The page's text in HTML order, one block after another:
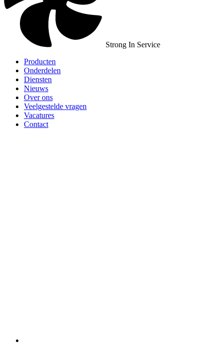
Strong In Service
Producten
Onderdelen
Diensten
Nieuws
Over ons
Veelgestelde vragen
Vacatures
Contact